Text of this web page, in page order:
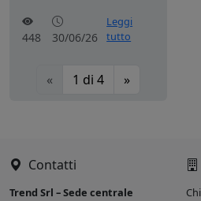
448 30/06/26
Leggi
tutto
« 1 di 4 »
Contatti
Trend Srl – Sede centrale